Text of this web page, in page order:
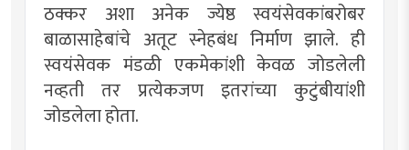
ठक्कर अशा अनेक ज्येष्ठ स्वयंसेवकांबरोबर
बाळासाहेबांचे अतूट स्नेहबंध निर्माण झाले. ही
स्वयंसेवक मंडळी एकमेकांशी केवळ जोडलेली
नव्हती तर प्रत्येकजण इतरांच्या कुटुंबीयांशी
जोडलेला होता.